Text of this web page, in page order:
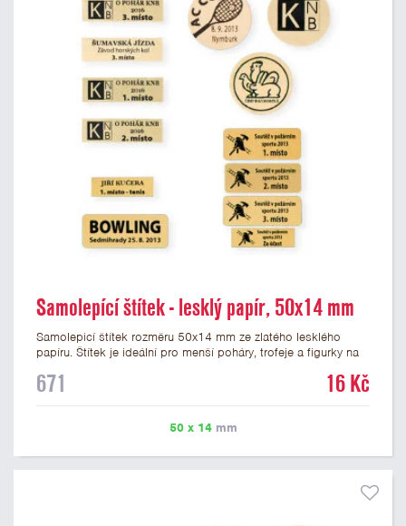
Samolepící štítek - lesklý papír, 50x14 mm
Samolepicí štítek rozměru 50x14 mm ze zlatého lesklého
papíru. Štítek je ideální pro menší poháry, trofeje a figurky na
libovolné logo nebo text. U textu doporučujeme maximálně 3
prvním kroku objednávky.
671 16 Kč
50 x 14mm